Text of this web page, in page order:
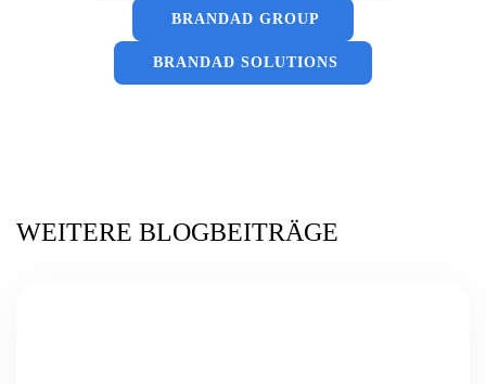
BRANDAD GROUP
BRANDAD SOLUTIONS
WEITERE BLOGBEITRÄGE